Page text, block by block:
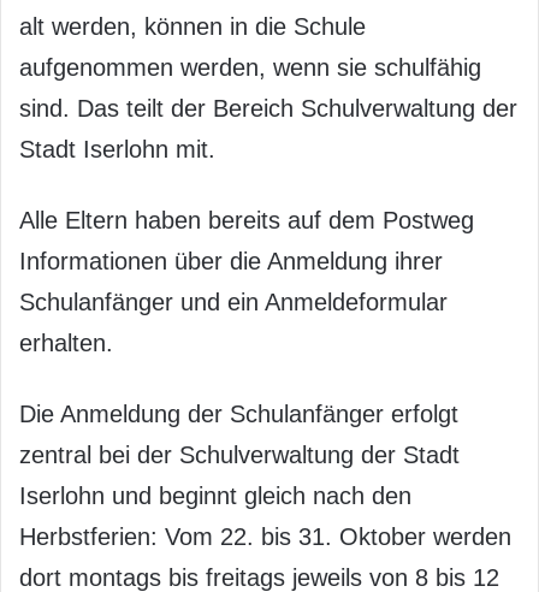
alt werden, können in die Schule
aufgenommen werden, wenn sie schulfähig
sind. Das teilt der Bereich Schulverwaltung der
Stadt Iserlohn mit.
Alle Eltern haben bereits auf dem Postweg
Informationen über die Anmeldung ihrer
Schulanfänger und ein Anmeldeformular
erhalten.
Die Anmeldung der Schulanfänger erfolgt
zentral bei der Schulverwaltung der Stadt
Iserlohn und beginnt gleich nach den
Herbstferien: Vom 22. bis 31. Oktober werden
dort montags bis freitags jeweils von 8 bis 12